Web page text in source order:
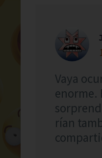
Vaya
enorme.
rían